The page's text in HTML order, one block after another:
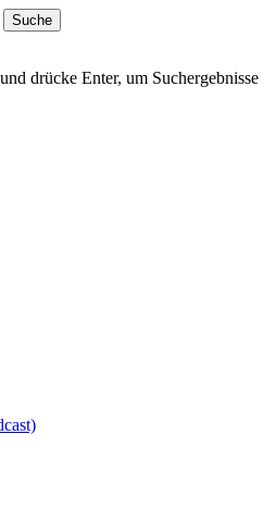
drücke Enter, um Suchergebnisse